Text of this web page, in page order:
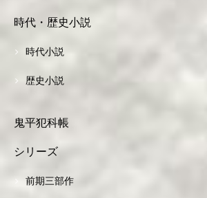
時代・歴史小説
時代小説
歴史小説
鬼平犯科帳
シリーズ
前期三部作